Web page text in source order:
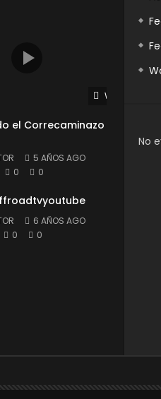
Watch Later
el Correcaminazo
5 AÑOS AGO
0 0
6 AÑOS AGO
0 0
No